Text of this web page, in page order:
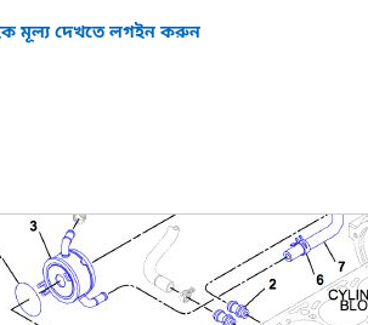
মূল্য দেখতে লগইন করুন